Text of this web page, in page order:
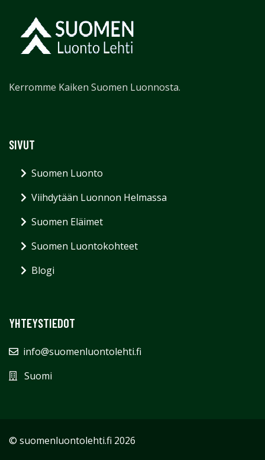
Kerromme Kaiken Suomen Luonnosta.
SIVUT
Suomen Luonto
Viihdytään Luonnon Helmassa
Suomen Eläimet
Suomen Luontokohteet
Blogi
YHTEYSTIEDOT
info@suomenluontolehti.fi
Suomi
© suomenluontolehti.fi 2026